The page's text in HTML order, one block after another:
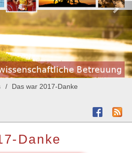
Das war 2017-Danke
Danke